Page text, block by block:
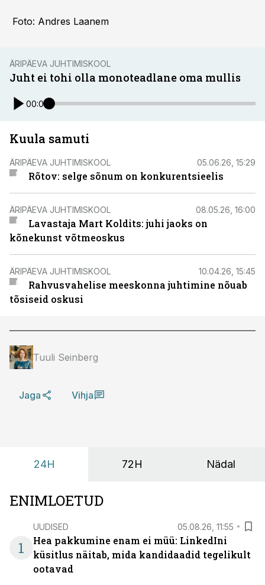
Foto: Andres Laanem
ÄRIPÄEVA JUHTIMISKOOL
Juht ei tohi olla monoteadlane oma mullis
00:00
Kuula samuti
ÄRIPÄEVA JUHTIMISKOOL 05.06.26, 15:29
Rõtov: selge sõnum on konkurentsieelis
ÄRIPÄEVA JUHTIMISKOOL 08.05.26, 16:00
Lavastaja Mart Koldits: juhi jaoks on
kõnekunst võtmeoskus
ÄRIPÄEVA JUHTIMISKOOL 10.04.26, 15:45
Rahvusvahelise meeskonna juhtimine nõuab
tõsiseid oskusi
Tuuli Seinberg
Jaga Vihja
24H 72H Nädal
ENIMLOETUD
1
UUDISED 05.08.26, 11:55
Hea pakkumine enam ei müü: LinkedIni
küsitlus näitab, mida kandidaadid tegelikult
ootavad